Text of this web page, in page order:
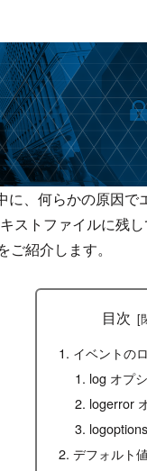
に、何らかの原因で
ストファイルに残
ご紹介します。
目次
イベントの
log オプ
logerror
デフォルト